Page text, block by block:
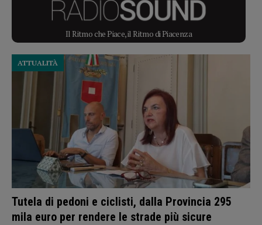
Il Ritmo che Piace, il Ritmo di Piacenza
Tutela di pedoni e ciclisti, dalla Provincia 295
mila euro per rendere le strade più sicure
ATTUALITÀ